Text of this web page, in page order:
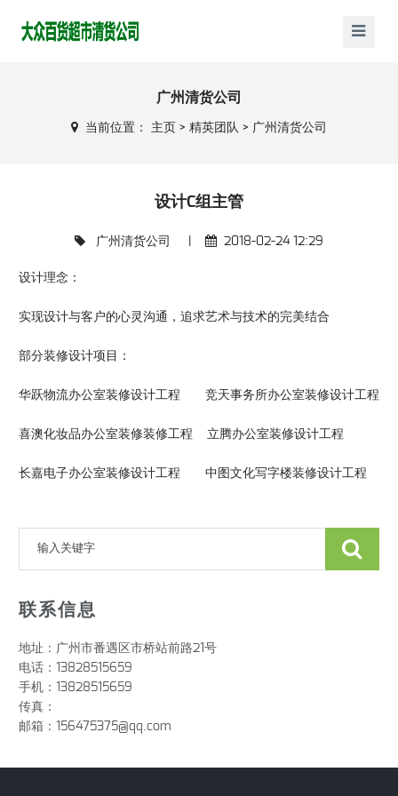
广州清货公司
当前位置： 主页 > 精英团队 > 广州清货公司
设计C组主管
广州清货公司 2018-02-24 12:29
设计理念：
实现设计与客户的心灵沟通，追求艺术与技术的完美结合
部分装修设计项目：
华跃物流办公室装修设计工程 竞天事务所办公室装修设计工程
喜澳化妆品办公室装修装修工程 立腾办公室装修设计工程
长嘉电子办公室装修设计工程 中图文化写字楼装修设计工程
联系信息
地址：广州市番遇区市桥站前路21号
电话：13828515659
手机：13828515659
传真：
邮箱：156475375@qq.com